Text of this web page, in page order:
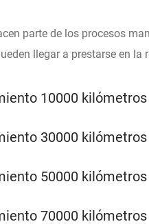
parte de los procesos
llegar a prestarse en